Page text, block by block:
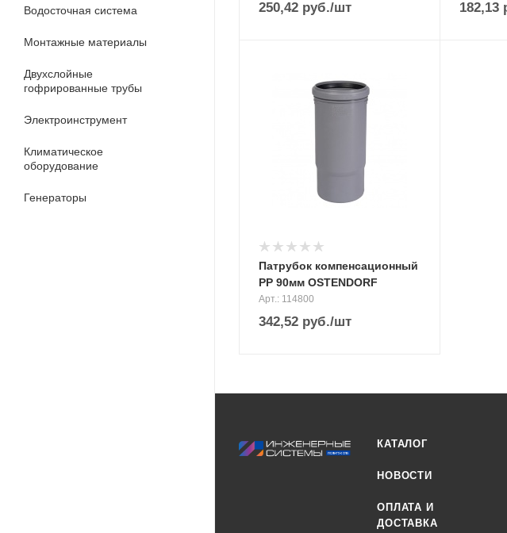
Водосточная система
Монтажные материалы
Двухслойные
гофрированные трубы
Электроинструмент
Климатическое
оборудование
Генераторы
250,42 руб./шт 182,13
Патрубок компенсационный
PP 90мм OSTENDORF
Арт.: 114800
342,52 руб./шт
КАТАЛОГ
НОВОСТИ
ОПЛАТА И
ДОСТАВКА